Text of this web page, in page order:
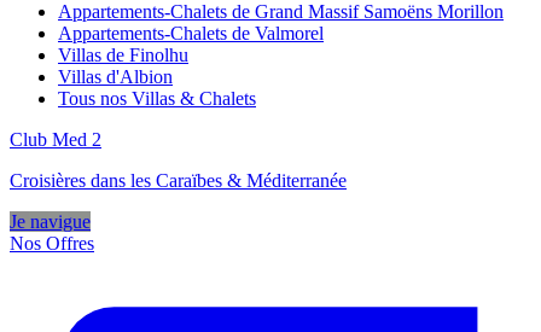
Appartements-Chalets de Grand Massif Samoëns Morillon
Appartements-Chalets de Valmorel
Villas de Finolhu
Villas d'Albion
Tous nos Villas & Chalets
Club Med 2
Croisières dans les Caraïbes & Méditerranée
Je navigue
Nos Offres